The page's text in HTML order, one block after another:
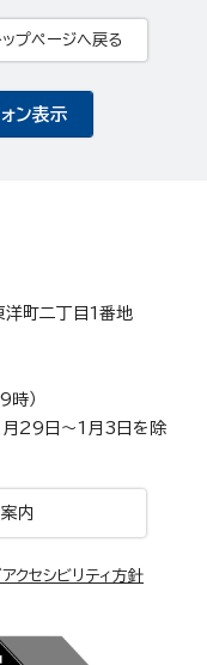
ップページへ戻る
ン表示
町二丁目1番地
）
月29日～1月3日を除
内
クセシビリティ方針